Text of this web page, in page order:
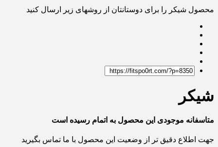
محصول شیکر را برای دوستانتان از روشهای زیر ارسال کنید
شیکر
متاسفانه موجودی این محصول به اتمام رسیده است
جهت اطلاع دقیق تر از وضعیت این محصول با ما تماس بگیرید